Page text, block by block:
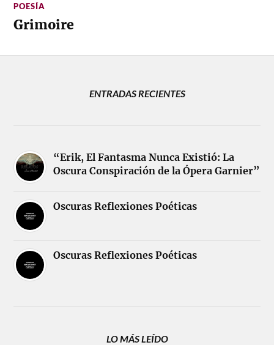
POESÍA
Grimoire
ENTRADAS RECIENTES
“Erik, El Fantasma Nunca Existió: La
Oscura Conspiración de la Ópera Garnier”
Oscuras Reflexiones Poéticas
Oscuras Reflexiones Poéticas
LO MÁS LEÍDO